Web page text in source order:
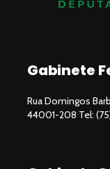
Gabinete
Rua Domingos
44001-208 Tel: